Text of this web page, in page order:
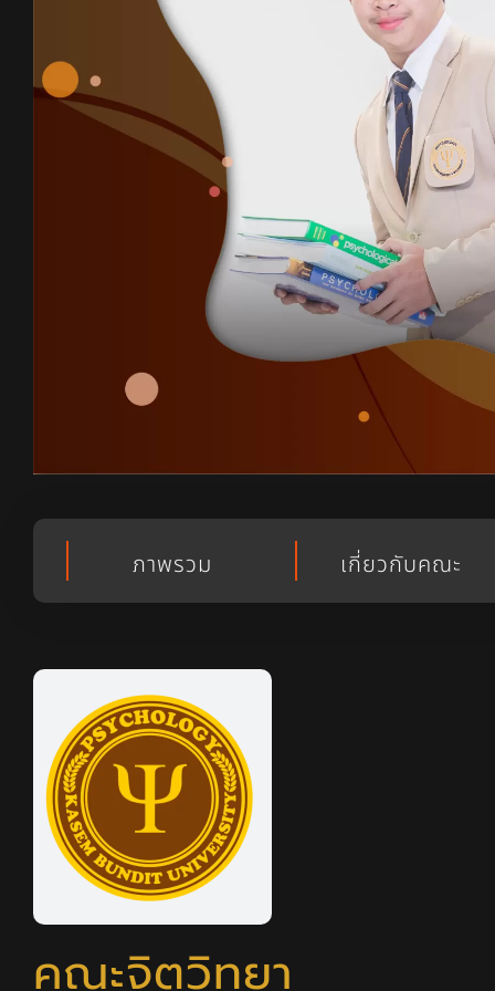
ภาพรวม เกี่ยวกับคณะ
คณะจิตวิทยา